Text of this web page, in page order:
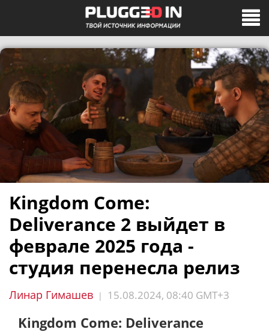
Kingdom Come:
Deliverance 2 выйдет в
феврале 2025 года -
студия перенесла релиз
Линар Гимашев | 15.08.2024, 08:40 GMT+3
Kingdom Come: Deliverance